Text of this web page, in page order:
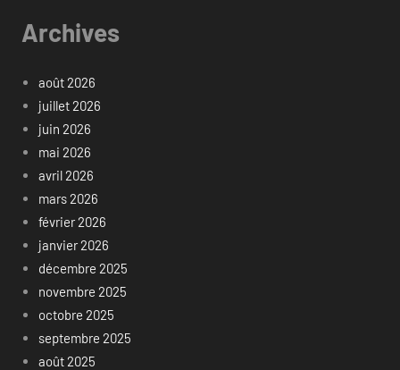
Archives
août 2026
juillet 2026
juin 2026
mai 2026
avril 2026
mars 2026
février 2026
janvier 2026
décembre 2025
novembre 2025
octobre 2025
septembre 2025
août 2025